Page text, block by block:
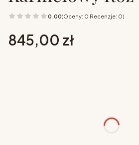
0.00(Oceny: 0 Recenzje: 0)
Cena
845,00 zł